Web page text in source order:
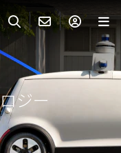
わせ
セスする。
ジー